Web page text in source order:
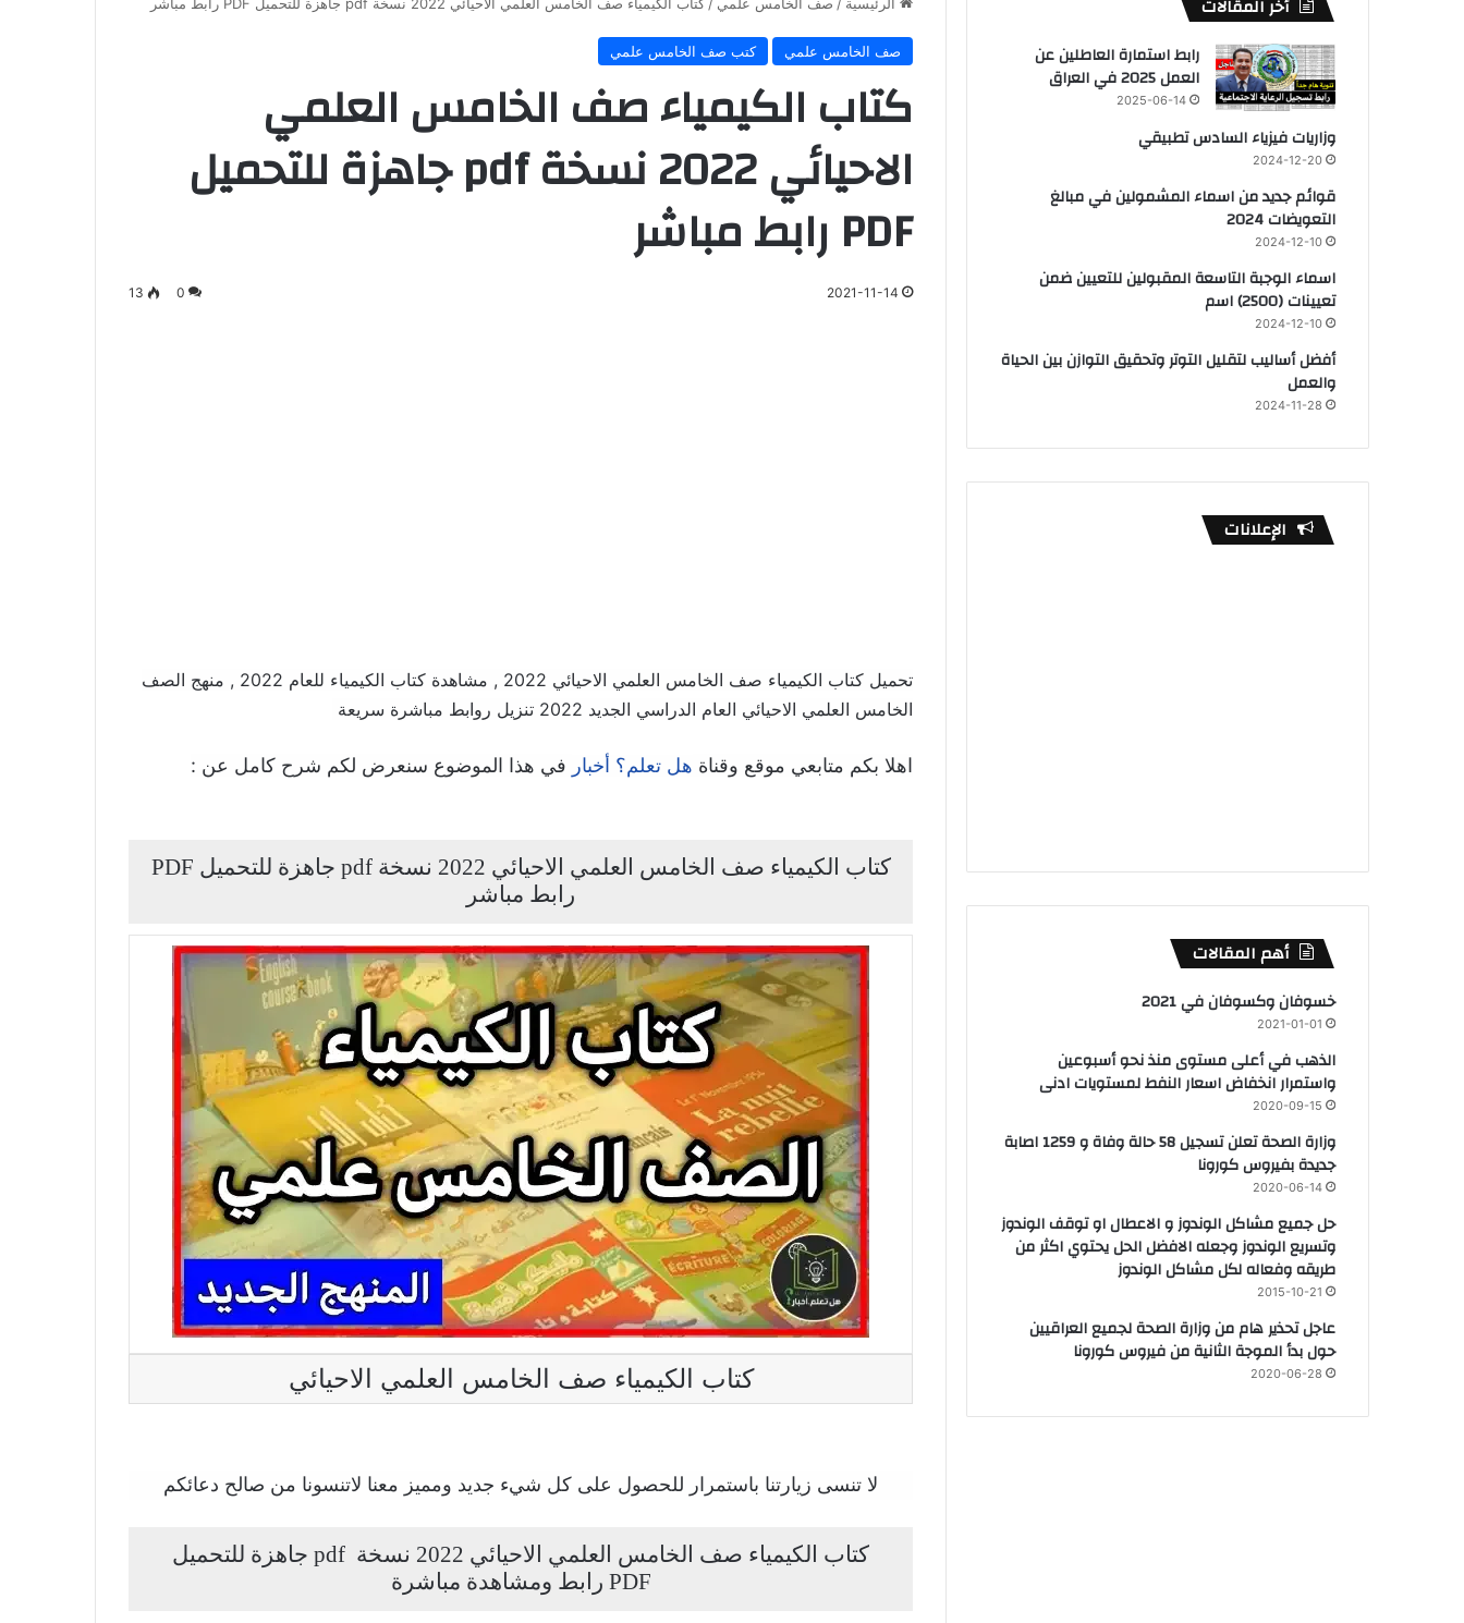
صف الخامس علمي كتب صف الخامس علمي
كتاب الكيمياء صف الخامس العلمي
الاحيائي 2022 نسخة pdf جاهزة للتحميل
PDF رابط مباشر
2021-11-14
0
13
تحميل كتاب الكيمياء صف الخامس العلمي الاحيائي 2022 , مشاهدة كتاب الكيمياء للعام 2022 , منهج الصف
الخامس العلمي الاحيائي العام الدراسي الجديد 2022 تنزيل روابط مباشرة سريعة
اهلا بكم متابعي موقع وقناة هل تعلم؟ أخبار في هذا الموضوع سنعرض لكم شرح كامل عن :
كتاب الكيمياء صف الخامس العلمي الاحيائي 2022 نسخة pdf جاهزة للتحميل PDF
رابط مباشر
كتاب الكيمياء صف الخامس العلمي الاحيائي
لا تنسى زيارتنا باستمرار للحصول على كل شيء جديد ومميز معنا لاتنسونا من صالح دعائكم
كتاب الكيمياء صف الخامس العلمي الاحيائي 2022 نسخة pdf جاهزة للتحميل
PDF رابط ومشاهدة مباشرة
أخر المقالات
رابط استمارة العاطلين عن
العمل 2025 في العراق
2025-06-14
وزاريات فيزياء السادس تطبيقي
2024-12-20
قوائم جديد من اسماء المشمولين في مبالغ
التعويضات 2024
2024-12-10
اسماء الوجبة التاسعة المقبولين للتعيين ضمن
تعيينات (2500) اسم
2024-12-10
أفضل أساليب لتقليل التوتر وتحقيق التوازن بين الحياة
والعمل
2024-11-28
الإعلانات
أهم المقالات
خسوفان وكسوفان في 2021
2021-01-01
الذهب في أعلى مستوى منذ نحو أسبوعين
واستمرار انخفاض اسعار النفط لمستويات ادنى
2020-09-15
وزارة الصحة تعلن تسجيل 58 حالة وفاة و 1259 اصابة
جديدة بفيروس كورونا
2020-06-14
حل جميع مشاكل الوندوز و الاعطال او توقف الوندوز
وتسريع الوندوز وجعله الافضل الحل يحتوي اكثر من
طريقه وفعاله لكل مشاكل الوندوز
2015-10-21
عاجل تحذير هام من وزارة الصحة لجميع العراقيين
حول بدأ الموجة الثانية من فيروس كورونا
2020-06-28